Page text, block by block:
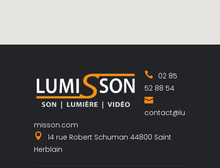
02 85
52 88 54
contact@lu
misson.com
14 rue Robert Schuman 44800 Saint
Herblain